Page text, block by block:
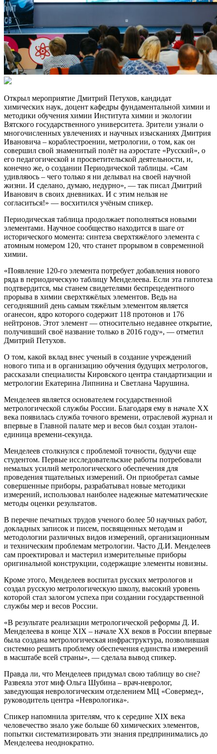
Открыл мероприятие Дмитрий Петухов, кандидат
химических наук, доцент кафедры фундаментальной химии и
методики обучения химии Института химии и экологии
Вятского государственного университета. Зрители узнали о
многочисленных увлечениях и научных изысканиях Дмитрия
Ивановича – кораблестроении, метрологии, о том, как он
совершил свой знаменитый полёт на аэростате «Русский», о
его педагогической и просветительской деятельности, и,
конечно же, о создании Периодической таблицы. «Сам
удивляюсь – чего только я ни делывал на своей научной
жизни. И сделано, думаю, недурно», — так писал Дмитрий
Иванович в своих дневниках. И с этим нельзя не
согласиться!» — восхитился учёным спикер.
Периодическая таблица продолжает пополняться новыми
элементами. Научное сообщество находится в шаге от
исторического момента: синтеза сверхтяжёлого элемента с
атомным номером 120, что станет прорывом в современной
химии.
«Появление 120-го элемента потребует добавления нового
ряда в периодическую таблицу Менделеева. Если эта гипотеза
подтвердится, мы станем свидетелями беспрецедентного
прорыва в химии сверхтяжёлых элементов. Ведь на
сегодняшний день самым тяжёлым элементом является
оганесон, ядро которого содержит 118 протонов и 176
нейтронов. Этот элемент — относительно недавнее открытие,
получивший своё название только в 2016 году», — отметил
Дмитрий Петухов.
О том, какой вклад внес ученый в создание учреждений
нового типа и в организацию обучения будущих метрологов,
рассказали специалисты Кировского центра стандартизации и
метрологии Екатерина Липнина и Светлана Чарушина.
Менделеев является основателем государственной
метрологической службы России. Благодаря ему в начале XX
века появилась служба точного времени, отраслевой журнал и
впервые в Главной палате мер и весов был создан эталон-
единица времени-секунда.
Менделеев столкнулся с проблемой точности, будучи еще
студентом. Первые исследовательские работы потребовали
немалых усилий метрологического обеспечения для
проведения тщательных измерений. Он приобретал самые
совершенные приборы, разрабатывал новые методики
измерений, использовал наиболее надежные математические
методы оценки результатов.
В перечне печатных трудов ученого более 50 научных работ,
докладных записок и писем, посвященных методам и
методологии различных видов измерений, организационным
и техническим проблемам метрологии. Часто Д.И. Менделеев
сам проектировал и мастерил измерительные приборы
оригинальной конструкции, содержащие элементы новизны.
Кроме этого, Менделеев воспитал русских метрологов и
создал русскую метрологическую школу, высокий уровень
которой стал залогом успеха при создании государственной
службы мер и весов России.
«В результате реализации метрологической реформы Д. И.
Менделеева в конце XIX – начале XX веков в России впервые
была создана метрологическая инфраструктура, позволившая
системно решить проблему обеспечения единства измерений
в масштабе всей страны», — сделала вывод спикер.
Правда ли, что Менделеев придумал свою таблицу во сне?
Развеяла этот миф Ольга Шубина – врач-невролог,
заведующая неврологическим отделением МЦ «Совермед»,
руководитель центра «Неврологика».
Спикер напомнила зрителям, что к середине XIX века
человечество знало уже больше 60 химических элементов,
попытки систематизировать эти знания предпринимались до
Менделеева неоднократно.